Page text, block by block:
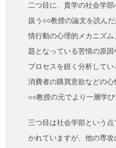
二つ目に、貴学の社会学
扱う○○教授の論文を読ん
情行動の心理的メカニズ
題となっている苦情の原
プロセスを鋭く分析してい
消費者の購買意欲などの
○○教授の元でより一層学び
三つ目は社会学部という
かれていますが、他の専攻